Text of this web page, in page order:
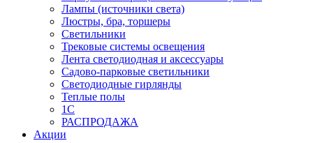
Лампы (источники света)
Люстры, бра, торшеры
Светильники
Трековые системы освещения
Лента светодиодная и аксессуары
Садово-парковые светильники
Светодиодные гирлянды
Теплые полы
1С
РАСПРОДАЖА
Акции